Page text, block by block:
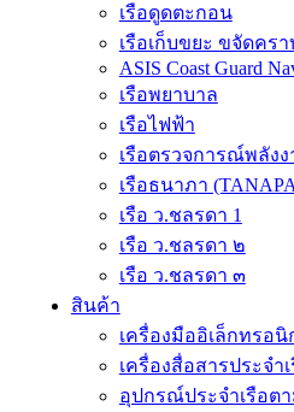
เรือดูดตะกอน
เรือเก็บขยะ ขจัดคร
ASIS Coast Guard
เรือพยาบาล
เรือไฟฟ้า
เรือตรวจการณ์พลัง
เรือธนาภา
เรือ ว.ชลรดา 1
เรือ ว.ชลรดา ๒
เรือ ว.ชลรดา ๓
สินค้า
เครื่องมืออิเล็กทรอนิ
เครื่องสื่อสารประจำ
อุปกรณ์ประจำเรือต